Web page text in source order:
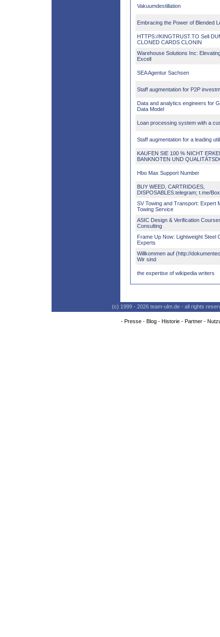
Vakuumdestillation
Embracing the Power of Blended
HTTPS://KINGTRUST.TO Sell
CLONED CARDS CLONIN
Warehouse Solutions Inc:
Excell
SEA Agentur Sachsen
Staff augmentation for P2P
Data and analytics engineers for
Data Model
Loan processing system with a
Staff augmentation for a leading
KAUFEN SIE 100 % NICHT
BANKNOTEN UND
Hbo Max Support Number
BUY WEED, CARTRIDGES,
DISPOSABLES.telegram; t.me/
SV Towing and Transport: Expert
Towing Service
ASIC Design & Verification
Consulting
Frame Up Now: Lightweight Steel
Experts
Willkommen auf (http://
Wir sind
the expertise of wikipedia writers
(c) 1999 - 2026 team-ulm.de - all rights
- Presse- Blog- Historie- Partner-